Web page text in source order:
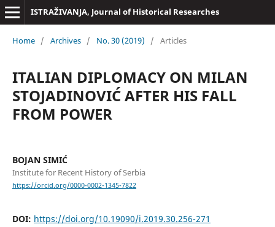
ISTRAŽIVANJA, Јournal of Historical Researches
Home / Archives / No. 30 (2019) / Articles
ITALIAN DIPLOMACY ON MILAN
STOJADINOVIĆ AFTER HIS FALL
FROM POWER
BOJAN SIMIĆ
Institute for Recent History of Serbia
https://orcid.org/0000-0002-1345-7822
DOI: https://doi.org/10.19090/i.2019.30.256-271